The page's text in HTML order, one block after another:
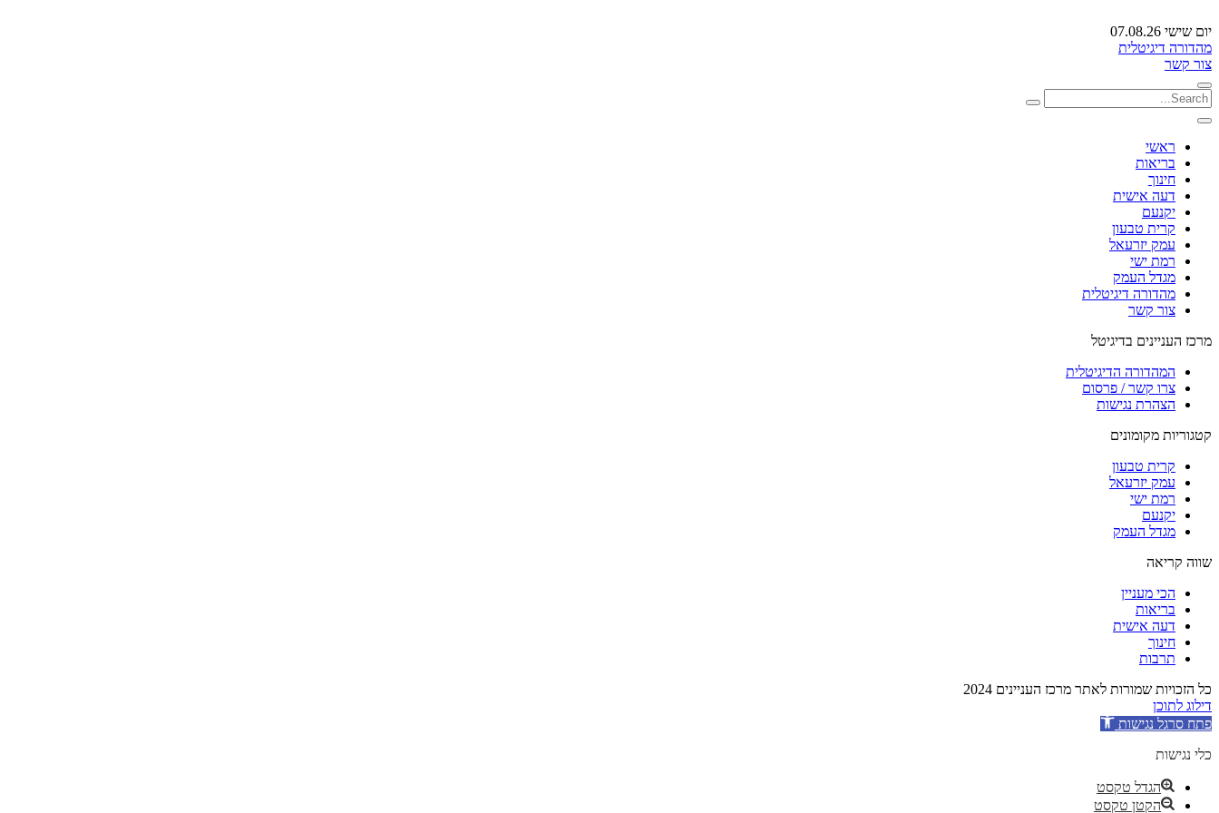
יום שישי 07.08.26
מהדורה דיגיטלית
צור קשר
ראשי
בריאות
חינוך
דעה אישית
יקנעם
קרית טבעון
עמק יזרעאל
רמת ישי
מגדל העמק
מהדורה דיגיטלית
צור קשר
מרכז העניינים בדיגיטל
המהדורה הדיגיטלית
צרו קשר / פרסום
הצהרת נגישות
קטגוריות מקומונים
קרית טבעון
עמק יזרעאל
רמת ישי
יקנעם
מגדל העמק
שווה קריאה
הכי מעניין
בריאות
דעה אישית
חינוך
תרבות
כל הזכויות שמורות לאתר מרכז העניינים 2024
דילוג לתוכן
פתח סרגל נגישות
כלי נגישות
הגדל טקסט
הקטן טקסט